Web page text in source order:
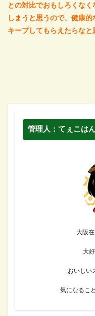
との対比でおもしろくなく
しまうと思うので、健康的
キープしてもらえたらなと
管理人：てぇこは
大阪
大
おいしい
気になるこ